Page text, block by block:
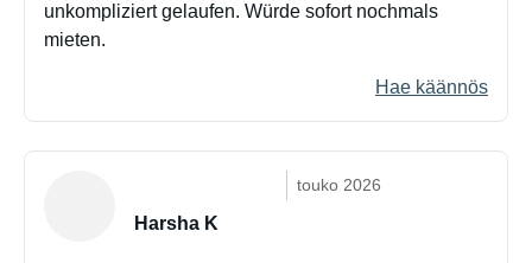
unkompliziert gelaufen. Würde sofort nochmals
mieten.
Hae käännös
touko 2026
Harsha K